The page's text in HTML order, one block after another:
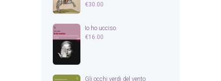
€30.00
Io ho ucciso
€16.00
Gli occhi verdi del vento